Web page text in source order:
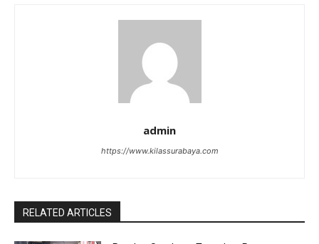
admin
https://www.kilassurabaya.com
RELATED ARTICLES